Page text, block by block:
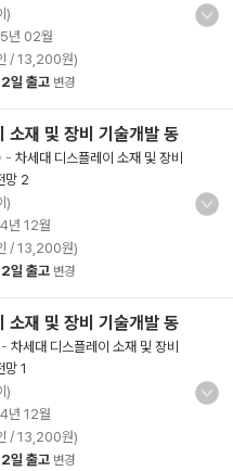
)
년 02월
/ 13,200원)
일 출고 변경
소재 및 장비 기술개발 동
- 차세대 디스플레이 소재 및 장비
망 2
)
년 12월
/ 13,200원)
일 출고 변경
소재 및 장비 기술개발 동
- 차세대 디스플레이 소재 및 장비
망 1
)
년 12월
/ 13,200원)
일 출고 변경